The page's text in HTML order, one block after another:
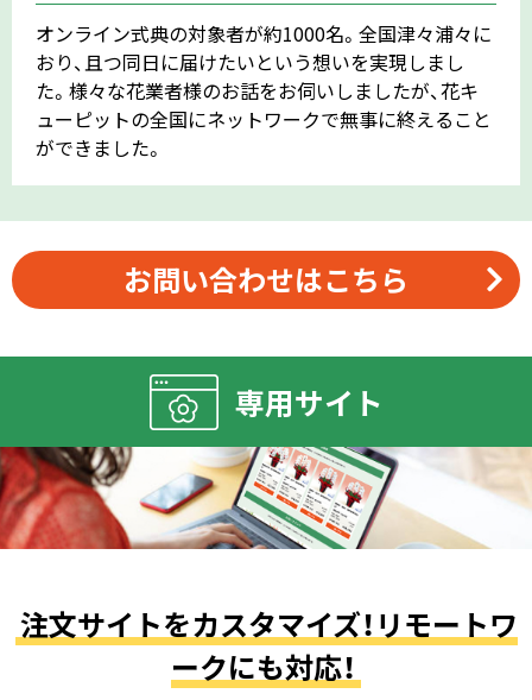
オンライン式典の対象者が約1000名。全国津々浦々に
おり、且つ同日に届けたいという想いを実現しまし
た。様々な花業者様のお話をお伺いしましたが、花キ
ューピットの全国にネットワークで無事に終えること
ができました。
お問い合わせはこちら
専用サイト
注文サイトをカスタマイズ！リモートワ
ークにも対応！